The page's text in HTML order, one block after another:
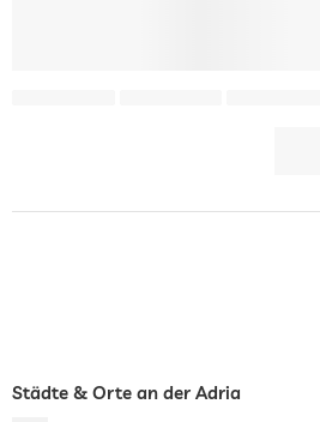
Städte & Orte an der Adria